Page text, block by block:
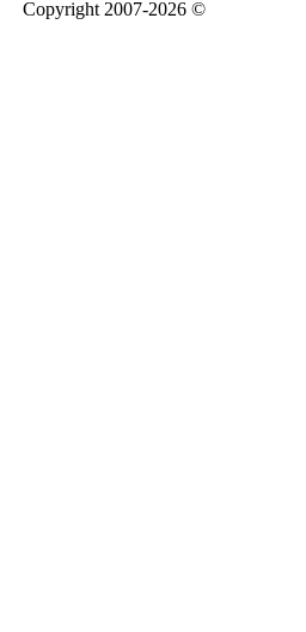
Copyright 2007-2026 ©